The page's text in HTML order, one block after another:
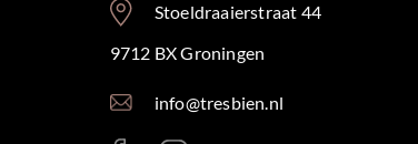
Stoeldraaierstraat 44
9712 BX Groningen
info@tresbien.nl